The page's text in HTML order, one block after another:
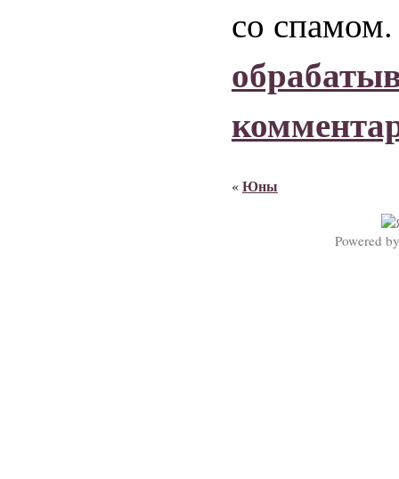
со
«Юны
Powered